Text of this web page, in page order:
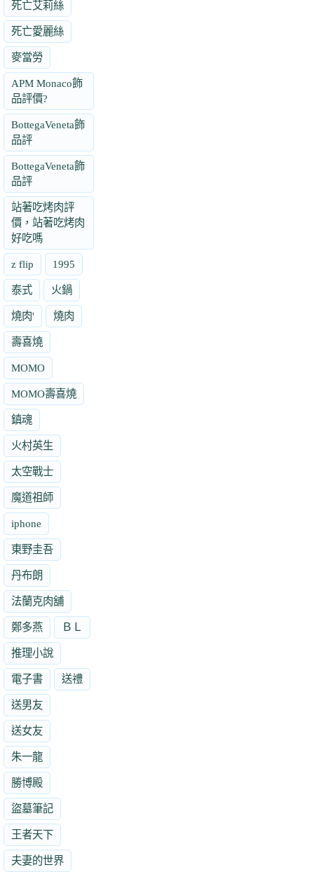
死亡艾莉絲
死亡愛麗絲
麥當勞
APM Monaco飾
品評價?
BottegaVeneta飾
品評
BottegaVeneta飾
品評
站著吃烤肉評
價，站著吃烤肉
好吃嗎
z flip 1995
泰式 火鍋
燒肉' 燒肉
壽喜燒
MOMO
MOMO壽喜燒
鎮魂
火村英生
太空戰士
魔道祖師
iphone
東野圭吾
丹布朗
法蘭克肉舖
鄭多燕 ＢＬ
推理小說
電子書 送禮
送男友
送女友
朱一龍
勝博殿
盜墓筆記
王者天下
夫妻的世界